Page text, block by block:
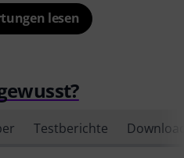
lesen
Testberichte